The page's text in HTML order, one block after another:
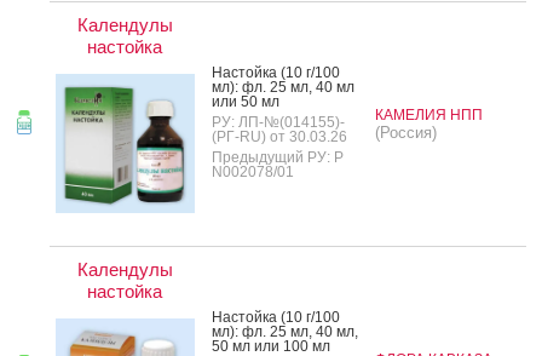
Календулы
настойка
Нас­той­ка (10 г/100
мл): фл. 25 мл, 40 мл
или 50 мл
РУ: ЛП-№(014155)-
(РГ-RU) от 30.03.26
Предыдущий РУ: Р
N002078/01
КАМЕЛИЯ НПП
(Россия)
Календулы
настойка
Нас­той­ка (10 г/100
мл): фл. 25 мл, 40 мл,
50 мл или 100 мл